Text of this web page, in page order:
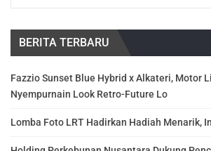
BERITA TERBARU
Fazzio Sunset Blue Hybrid x Alkateri, Motor
Nyempurnain Look Retro-Future Lo
Lomba Foto LRT Hadirkan Hadiah Menarik,